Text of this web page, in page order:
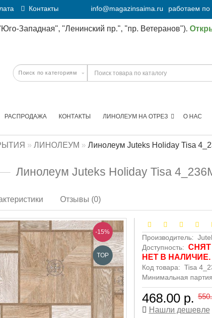
Контакты info@magazinsaima.ru работаем
Западная", "Ленинский пр.", "пр. Ветеранов").
РАСПРОДАЖА КОНТАКТЫ О НАС
ЛИНОЛЕУМ НА ОТРЕЗ
ЛИНОЛЕУМ Линолеум Juteks Holiday Tisa
Линолеум Juteks Holiday Tisa
Отзывы (0)
-15%
TOP
Производитель:
Доступность:
НЕТ В НАЛИЧИЕ.
Код товара: Tisa
Минимальная
468.00 р.
Нашли дешевле